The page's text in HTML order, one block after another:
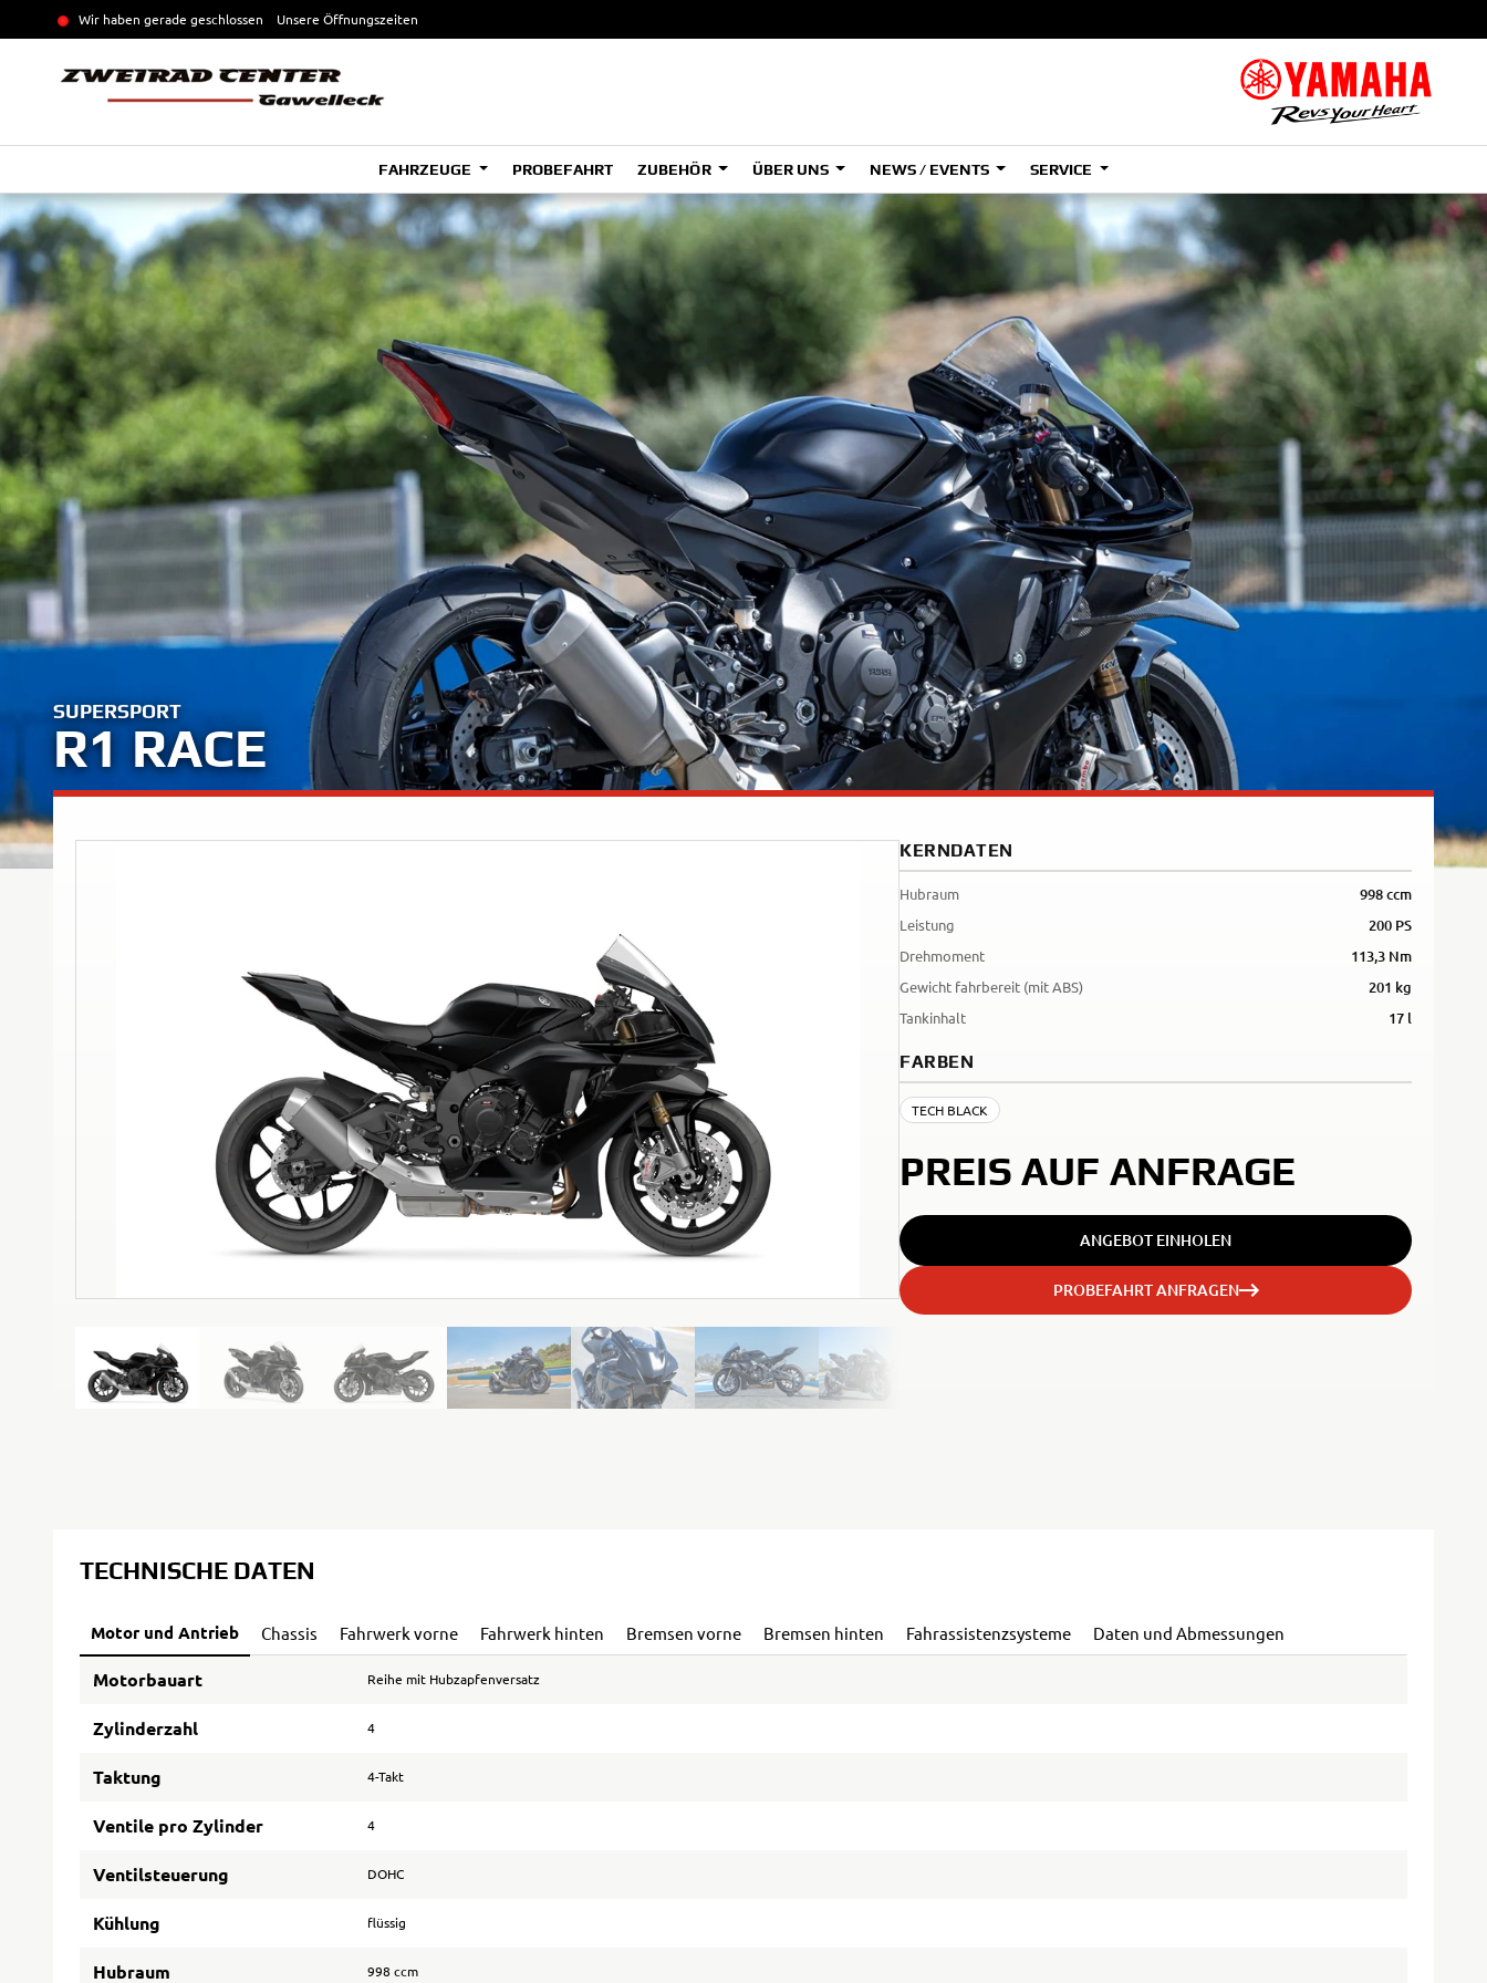
Wir haben gerade geschlossen Unsere Öffnungszeiten
FAHRZEUGE
ADVENTURE
HYPER NAKED
SPORT HERITAGE
SPORT TOURING
SUPERSPORT
Tenere
700
Tenere
(Low)
Tenere
(Low)
35kW
Tenere
700
35kW
A
Tenere
700
Rally
A2
Tenere
700
Rally
35kW
A
Tenere
700
World
Raid
A1
WR125R
PROBEFAHRT ZUBEHÖR ÜBER UNS NEWS / EVENTS SERVICE
SUPERSPORT
R1 RACE
KERNDATEN
Hubraum 998 ccm
Leistung 200 PS
Drehmoment 113,3 Nm
Gewicht fahrbereit (mit ABS) 201 kg
Tankinhalt 17 l
FARBEN
TECH BLACK
PREIS AUF ANFRAGE
ANGEBOT EINHOLEN
PROBEFAHRT ANFRAGEN
TECHNISCHE DATEN
Motor und Antrieb Chassis Fahrwerk vorne Fahrwerk hinten Bremsen vorne Bremsen hinten Fahrassistenzsysteme Daten und Abmessungen
Motorbauart Reihe mit Hubzapfenversatz
Zylinderzahl 4
Taktung 4-Takt
Ventile pro Zylinder 4
Ventilsteuerung DOHC
Kühlung flüssig
Hubraum 998 ccm